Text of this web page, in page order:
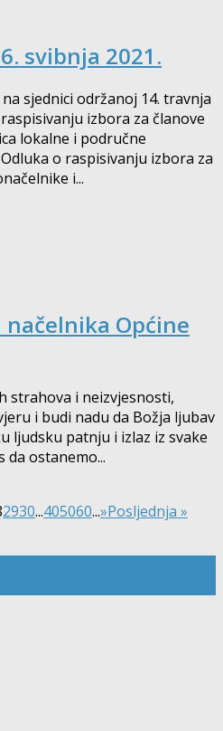
svibnja 2021.
sjednici održanoj 14. travnja
izbora za članove
lokalne i područne
o raspisivanju izbora za
i...
Općine
strahova i neizvjesnosti,
i budi nadu da Božja ljubav
ljudsku patnju i izlaz iz svake
da ostanemo...
2930...405060...»Posljednja »